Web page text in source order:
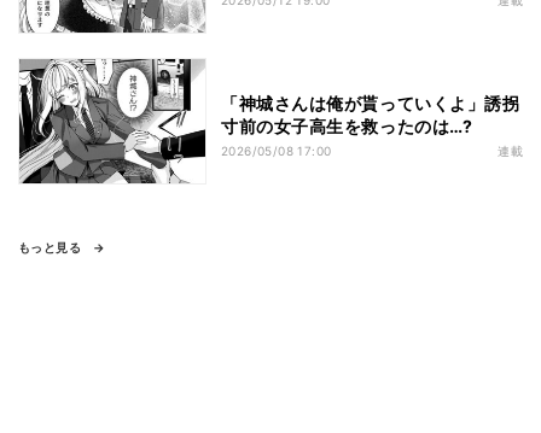
「神城さんは俺が貰っていくよ」誘拐
寸前の女子高生を救ったのは…?
2026/05/08 17:00 連載
もっと見る